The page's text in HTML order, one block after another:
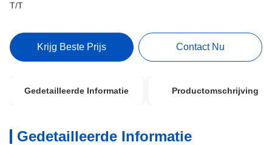
T/T
Krijg Beste Prijs Contact Nu
Gedetailleerde Informatie Productomschrijving
Gedetailleerde Informatie